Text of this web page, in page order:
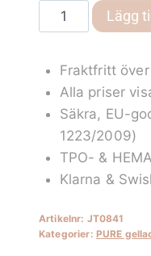
ARMY
GREEN
mängd
Lägg
Fraktfritt
Alla priser
Säkra, EU-
1223/2009)
TPO- &
Klarna &
Artikelnr: JT0841
Kategorier: PURE